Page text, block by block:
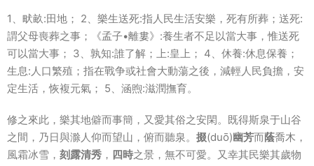
1、畎畝:田地； 2、樂生送死:指人民生活安樂，死有所葬；送死:
謂父母喪葬之事；《孟子•離婁》:養生者不足以當大事，惟送死
可以當大事； 3、孰知:誰了解；上:皇上； 4、休養:休息保養；
生息:人口繁殖；指在戰争或社會大動蕩之後，減輕人民負擔，安
定生活，恢複元氣； 5、涵煦:滋潤撫育。
修之來此，樂其地僻而事簡，又愛其俗之安閑。既得斯泉于山谷
之間，乃日與滁人仰而望山，俯而聽泉。 掇(duō)幽芳而蔭喬木，
風霜冰雪， 刻露清秀 ， 四時之景，無不可愛。又幸其民樂其歲物